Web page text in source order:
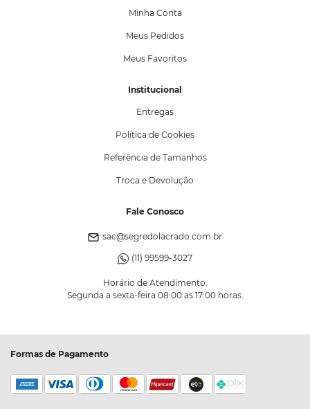
Minha Conta
Meus Pedidos
Meus Favoritos
Institucional
Entregas
Política de Cookies
Referência de Tamanhos
Troca e Devolução
Fale Conosco
sac@segredolacrado.com.br
(11) 99599-3027
Horário de Atendimento:
Segunda a sexta-feira 08:00 as 17:00 horas.
Formas de Pagamento